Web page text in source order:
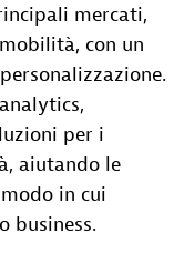
mercati,
con un
per i
aiutando le
in cui
business.